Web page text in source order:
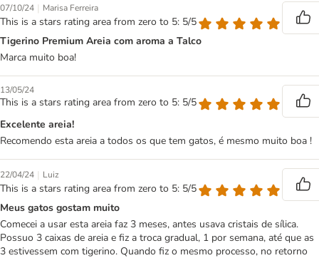
07/10/24 | Marisa Ferreira
This is a stars rating area from zero to 5: 5/5
Tigerino Premium Areia com aroma a Talco
Marca muito boa!
13/05/24
This is a stars rating area from zero to 5: 5/5
Excelente areia!
Recomendo esta areia a todos os que tem gatos, é mesmo muito boa !
22/04/24 | Luiz
This is a stars rating area from zero to 5: 5/5
Meus gatos gostam muito
Comecei a usar esta areia faz 3 meses, antes usava cristais de sílica.
Possuo 3 caixas de areia e fiz a troca gradual, 1 por semana, até que as
3 estivessem com tigerino. Quando fiz o mesmo processo, no retorno